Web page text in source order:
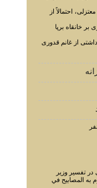
احتمالاً از
در سال ۶۱۴ هجری بر خانقاه برپا
از غانم قدوری
در تفسیر وزیر
ق) موسوم به المصابیح في